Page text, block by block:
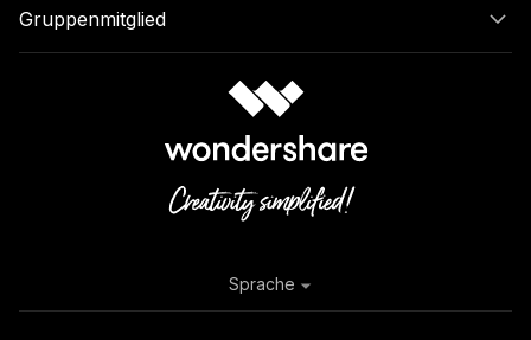
Gruppenmitglied
Sprache